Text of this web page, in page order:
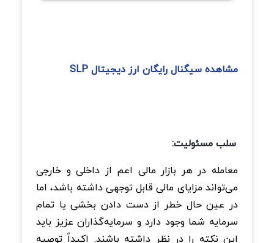
مشاهده سیگنال رایگان ارز دیجیتال SLP
سلب مسئولیت:
معامله در هر بازار مالی اعم از داخلی و خارجی
می‌تواند مزایای مالی قابل توجهی داشته باشد، اما
در عین حال خطر از دست دادن بخشی یا تمام
سرمایه شما وجود دارد و سرمایه‌گذاران عزیز باید
این نکته را در نظر داشته باشند. اکیداً توصیه